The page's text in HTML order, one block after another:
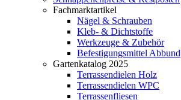
Fachmarktartikel
Nägel & Schrauben
Kleb- & Dichtstoffe
Werkzeuge & Zubehör
Befestigungsmittel Abbund
Gartenkatalog 2025
Terrassendielen Holz
Terrassendielen WPC
Terrassenfliesen